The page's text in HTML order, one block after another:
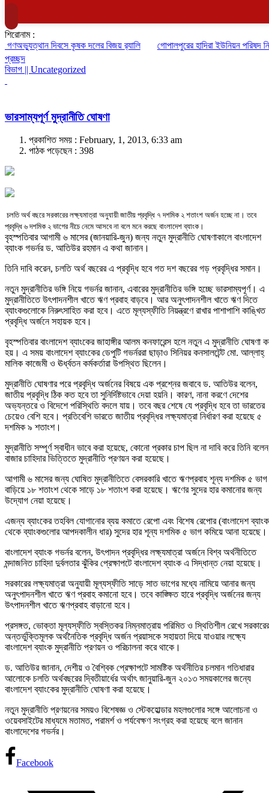
শিরোনাম :
দিবসে কৃষক দলের বিজয় র‍্যালি
গোপালপুরের হাদিরা ইউনিয়ন পরিষদ
প্রচ্ছদ
বিভাগ || Uncategorized
ভারসাম্যপূর্ণ মুদ্রানীতি ঘোষণা
প্রকাশিত সময় : February, 1, 2013, 6:33 am
পাঠক পড়েছেন : 398
চলতি অর্থ বছরে সরকারের লক্ষ্যমাত্রা অনুযায়ী জাতীয় প্রবৃদ্ধি ৭ দশমিক ২ শতাংশ অর্জন হচ্ছে না। তবে
প্রবৃদ্ধি ৬ দশমিক ২ ভাগের নীচে নেমে আসবে না বলে মনে করছে বাংলাদেশ ব্যাংক।
বৃহস্পতিবার আগামী ৬ মাসের (জানয়ারি-জুন) জন্য নতুন মুদ্রানীতি ঘোষণাকালে বাংলাদেশ
ব্যাংক গভর্নর ড. আতিউর রহমান এ কথা জানান।
তিনি দাবি করেন, চলতি অর্থ বছরের এ প্রবৃদ্ধি হবে গত দশ বছরের গড় প্রবৃদ্ধির সমান।
নতুন মুদ্রানীতির ভঙ্গি নিয়ে গভর্নর জানান, এবারের মুদ্রানীতির ভঙ্গি হচ্ছে ভারসাম্যপূর্ণ। এ
মুদ্রানীতিতে উৎপাদনশীল খাতে ঋণ প্রবাহ বাড়বে। আর অনুৎপাদনশীল খাতে ঋণ দিতে
ব্যাংকগুলোকে নিরুৎসাহিত করা হবে। এতে মূল্যস্ফীতি নিয়ন্ত্রণে রাখার পাশাপাশি কাঙ্খিত
প্রবৃদ্ধি অর্জনে সহায়ক হবে।
বৃহস্পতিবার বাংলাদেশ ব্যাংকের জাহাঙ্গীর আলম কনফারেন্স হলে নতুন এ মুদ্রানীতি ঘোষণা
হয়। এ সময় বাংলাদেশ ব্যাংকের ডেপুটি গভর্নররা ছাড়াও সিনিয়র কনসালটেন্ট মো. আল্লাহ্
মালিক কাজেমী ও ঊর্ধ্বতন কর্মকর্তারা উপস্থিত ছিলেন।
মুদ্রানীতি ঘোষণার পরে প্রবৃদ্ধি অর্জনের বিষয়ে এক প্রশ্নের জবাবে ড. আতিউর বলেন,
জাতীয় প্রবৃদ্ধি ঠিক কত হবে তা সুনির্দিষ্টভাবে দেয়া হয়নি। কারণ, নানা করণে দেশের
অভ্যন্তরে ও বিদেশে পরিস্থিতি বদলে যায়। তবে বছর শেষে যে প্রবৃদ্ধি হবে তা ভারতের
চেয়েও বেশি হবে। প্রতিবেশি ভারতে জাতীয় প্রবৃদ্ধির লক্ষ্যমাত্রা নির্ধারণ করা হয়েছে ৫
দশমিক ৯ শতাংশ।
মুদ্রানীতি সম্পূর্ণ স্বাধীন ভাবে করা হয়েছে, কোনো প্রকার চাপ ছিল না দাবি করে তিনি
বাজার চাহিদার ভিত্তিতে মুদ্রানীতি প্রণয়ন করা হয়েছে।
আগামী ৬ মাসের জন্য ঘোষিত মুদ্রানীতিতে বেসরকারি খাতে ঋণপ্রবাহ শূন্য দশমিক ৫ ভাগ
বাড়িয়ে ১৮ শতাংশ থেকে সাড়ে ১৮ শতাংশ করা হয়েছে। ঋণের সুদের হার কমানোর জন্য
উদ্যোগ নেয়া হয়েছে।
এজন্য ব্যাংকের তহবিল যোগানোর ব্যয় কমাতে রেপো এবং বিশেষ রেপোর (বাংলাদেশ ব্যাংক
থেকে ব্যাংকগুলোর আপদকালীন ধার) সুদের হার শূন্য দশমিক ৫ ভাগ কমিয়ে আনা হয়েছে।
বাংলাদেশ ব্যাংক গভর্নর বলেন, উৎপাদন প্রবৃদ্ধির লক্ষ্যমাত্রা অর্জনে বিশ্ব অর্থনীতিতে
মন্দাজনিত চাহিদা দুর্বলতার ঝুঁকির প্রেক্ষাপটে বাংলাদেশ ব্যাংক এ সিদ্ধান্ত নেয়া হয়েছে।
সরকারের লক্ষ্যমাত্রা অনুযায়ী মূল্যস্ফীতি সাড়ে সাত ভাগের মধ্যে নামিয়ে আনার জন্য
অনুৎপাদনশীল খাতে ঋণ প্রবাহ কমানো হবে। তবে কাঙ্ক্ষিত হারে প্রবৃদ্ধি অর্জনের জন্য
উৎপাদনশীল খাতে ঋণপ্রবাহ বাড়ানো হবে।
প্রসঙ্গত, ভোক্তা মূল্যস্ফীতি স্বস্তিকর নিম্নমাত্রায় পরিমিত ও স্থিতিশীল রেখে সরকারের
অন্তর্ভুক্তিমূলক অর্থনৈতিক প্রবৃদ্ধি অর্জন প্রয়াসকে সহায়তা দিয়ে যাওয়ার লক্ষ্যে
বাংলাদেশ ব্যাংক মুদ্রানীতি প্রণয়ন ও পরিচালনা করে থাকে।
ড. আতিউর জানান, দেশীয় ও বৈশ্বিক প্রেক্ষাপটে সামষ্টিক অর্থনীতির চলমান গতিধারার
আলোকে চলতি অর্থবছরের দ্বিতীয়ার্ধের অর্থাৎ জানুয়ারি-জুন ২০১৩ সময়কালের জন্যে
বাংলাদেশ ব্যাংকের মুদ্রানীতি ঘোষণা করা হয়েছে।
নতুন মুদ্রানীতি প্রণয়নের সময়ও বিশেষজ্ঞ ও স্টেকহোল্ডার মহলগুলোর সঙ্গে আলোচনা ও
ওয়েবসাইটের মাধ্যমে মতামত, পরামর্শ ও পর্যবেক্ষণ সংগ্রহ করা হয়েছে বলে জানান
বাংলাদেশের গভর্নর।
Facebook